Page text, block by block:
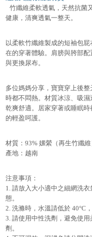
竹纖維柔軟透氣，天然抗菌
健康，清爽透氣一整天。
以柔軟竹纖維製成的短袖包
在的穿著體驗。肩膀與胯部
與更換尿布。
多位媽媽分享，寶寶穿上後
時都不悶熱。材質冰涼、吸
乾爽舒適。居家穿著或睡眠
的輕盈呵護。
材質：93% 嫘縈（再生竹纖
產地：越南
注意事項：
1. 請放入大小適中之細網洗
態。
2. 洗滌時，水溫請低於 40°C
3. 請使用中性洗劑，避免使
劑。